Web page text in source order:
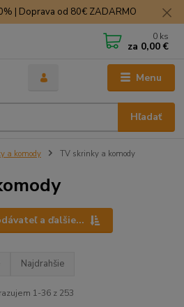
| Doprava od 80€ ZADARMO
Menu
Hľadať
0 ks
za 0,00 €
a komody TV skrinky a komody
a ďalšie...
Najdrahšie
1-36 z 253